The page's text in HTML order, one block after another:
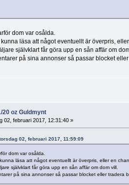
dom var osålda.
läsa att något eventuellt är överpris,
självklart får göra upp en sån affär om
på sina annonser så passar blocket
20 oz Guldmynt
02, februari 2017, 12:31:40 »
02, februari 2017, 11:59:09
dom var osålda.
läsa att något eventuellt är överpris, eller en
självklart får göra upp en sån affär om dom vill.
på sina annonser så passar blocket eller tradera